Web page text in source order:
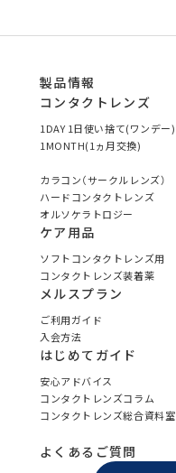
製品情報
コンタクトレンズ
1DAY 1日使い捨て(ワンデー)
1MONTH(1ヵ月交換)
カラコン（サークルレンズ）
ハードコンタクトレンズ
オルソケラトロジー
ケア用品
ソフトコンタクトレンズ用
コンタクトレンズ装着薬
メルスプラン
ご利用ガイド
入会方法
はじめてガイド
安心アドバイス
コンタクトレンズコラム
コンタクトレンズ総合資料室
よくあるご質問